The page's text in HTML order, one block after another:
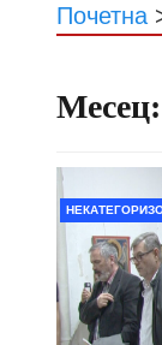
Почетна
Месец: